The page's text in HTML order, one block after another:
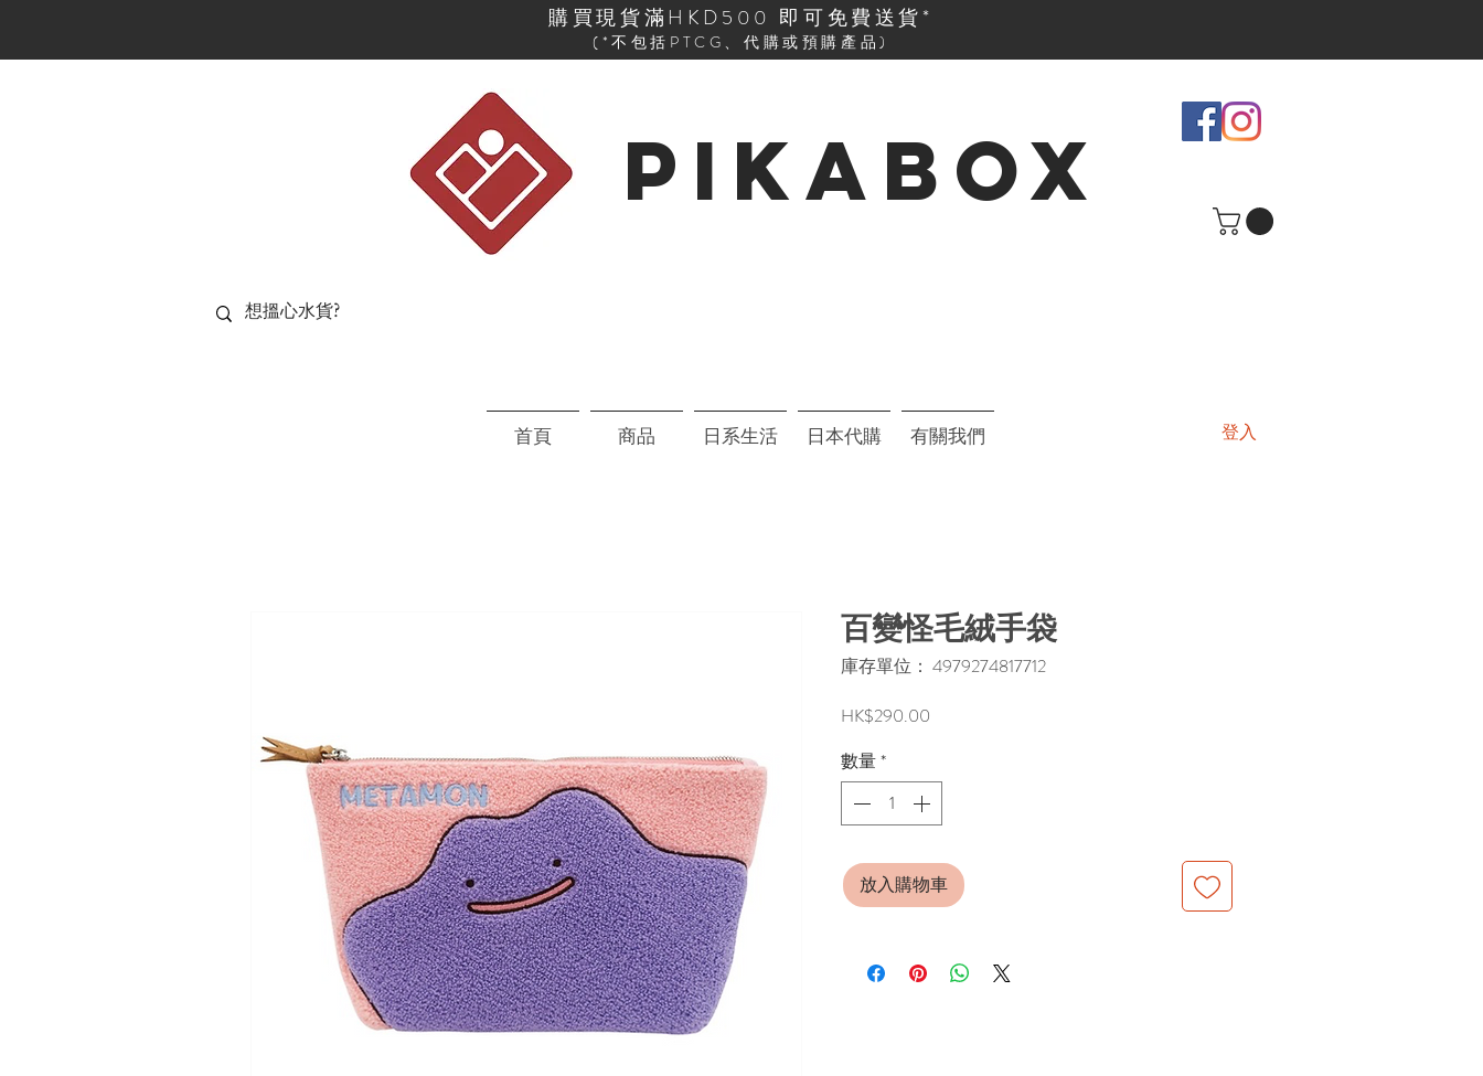
購買現貨滿HKD500 即可免費送貨*
(*不包括PTCG、代購或預購產品)
PIKABOX
首頁 商品 日系生活 日本代購 有關我們 登入
百變怪毛絨手袋
庫存單位： 4979274817712
HK$290.00
數量*
放入購物車